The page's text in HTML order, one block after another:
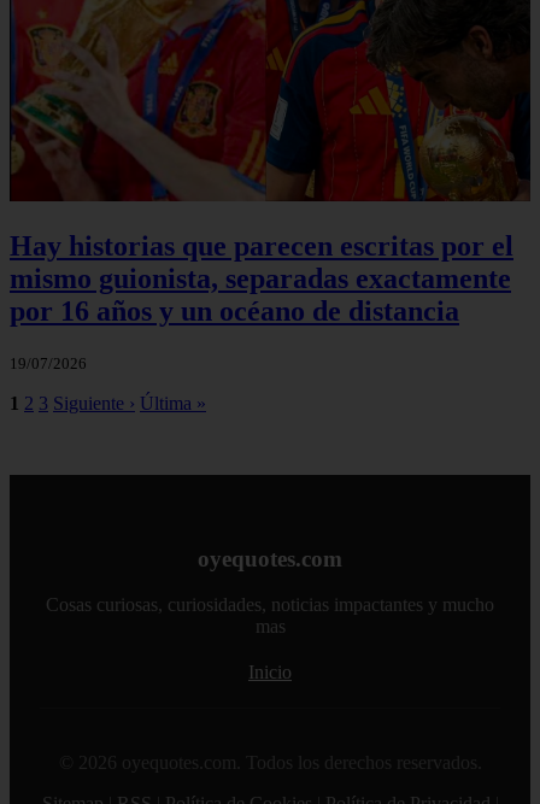
Hay historias que parecen escritas por el
mismo guionista, separadas exactamente
por 16 años y un océano de distancia
19/07/2026
1 2 3 Siguiente › Última »
oyequotes.com
Cosas curiosas, curiosidades, noticias impactantes y mucho
mas
Inicio
© 2026 oyequotes.com. Todos los derechos reservados.